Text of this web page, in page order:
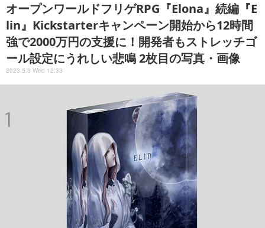
オープンワールドフリゲRPG『Elona』続編『E
lin』Kickstarterキャンペーン開始から12時間
強で2000万円の支援に！開発者もストレッチゴ
ール設定にうれしい悲鳴 2枚目の写真・画像
2023.5.3 Wed 12:33